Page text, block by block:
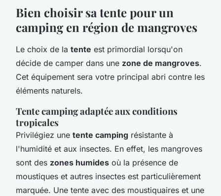
Bien choisir sa tente pour un
camping en région de mangroves
Le choix de la tente est primordial lorsqu'on
décide de camper dans une zone de mangroves.
Cet équipement sera votre principal abri contre les
éléments naturels.
Tente camping adaptée aux conditions
tropicales
Privilégiez une tente camping résistante à
l'humidité et aux insectes. En effet, les mangroves
sont des zones humides où la présence de
moustiques et autres insectes est particulièrement
marquée. Une tente avec des moustiquaires et une